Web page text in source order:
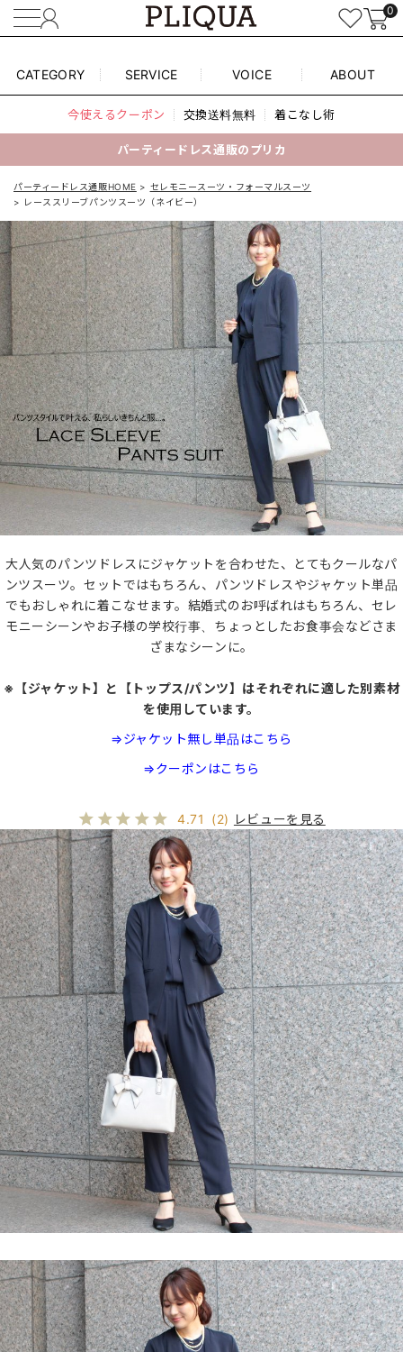
0
CATEGORY SERVICE VOICE ABOUT
今使えるクーポン 交換送料無料 着こなし術
パーティードレス通販のプリカ
パーティードレス通販HOME
セレモニースーツ・フォーマルスーツ
レーススリーブパンツスーツ（ネイビー）
大人気のパンツドレスにジャケットを合わせた、とてもクールなパ
ンツスーツ。セットではもちろん、パンツドレスやジャケット単品
でもおしゃれに着こなせます。結婚式のお呼ばれはもちろん、セレ
モニーシーンやお子様の学校行事、ちょっとしたお食事会などさま
ざまなシーンに。
※【ジャケット】と【トップス/パンツ】はそれぞれに適した別素材
を使用しています。
⇒ジャケット無し単品はこちら
⇒クーポンはこちら
4.71 (2) レビューを見る